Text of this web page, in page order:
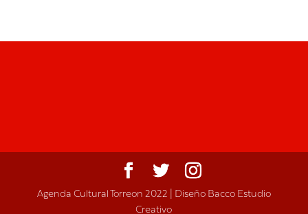
Agenda Cultural Torreon 2022 | Diseño Bacco Estudio
Creativo